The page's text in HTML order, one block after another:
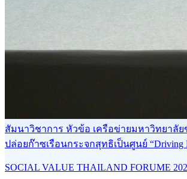
สัมนาวิชาการ หัวข้อ เครือข่ายมหาวิทยาลัย
ปล่อยก๊าซเรือนกระจกสุทธิเป็นศูนย์ “Driving
SOCIAL VALUE THAILAND FORUME